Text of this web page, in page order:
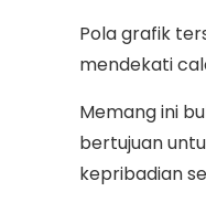
Pola grafik
mendekati
Memang ini
bertujuan
kepribadian